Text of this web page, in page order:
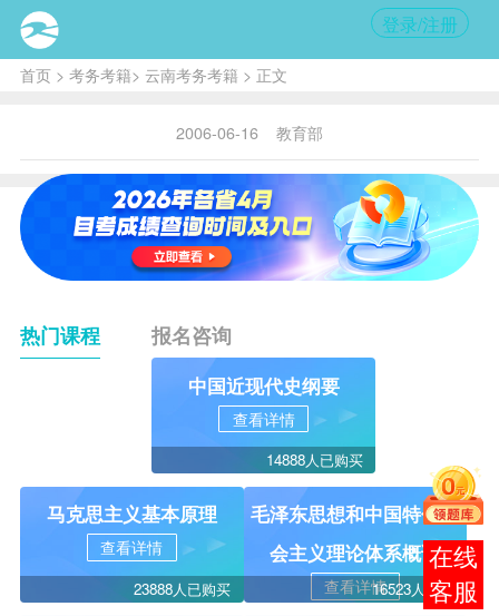
登录/注册
首页> 考务考籍> 云南考务考籍 > 正文
2006-06-16 教育部
热门课程 报名咨询
中国近现代史纲要
查看详情
14888人已购买
马克思主义基本原理
查看详情
23888人已购买
毛泽东思想和中国特色社
会主义理论体系概论
查看详情16523人学过
在线
客服